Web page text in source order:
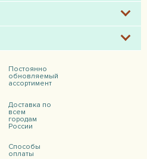
Постоянно
обновляемый
ассортимент
Доставка по
всем
городам
России
Способы
оплаты